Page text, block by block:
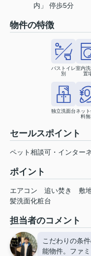
内」 停歩5分
物件の特徴
バストイレ
別
室内
置
独立洗面台ネッ
料
セールスポイント
ペット相談可・インター
ポイント
エアコン 追い焚き 敷
髪洗面化粧台
担当者のコメント
こだわりの条
能物件。ファ